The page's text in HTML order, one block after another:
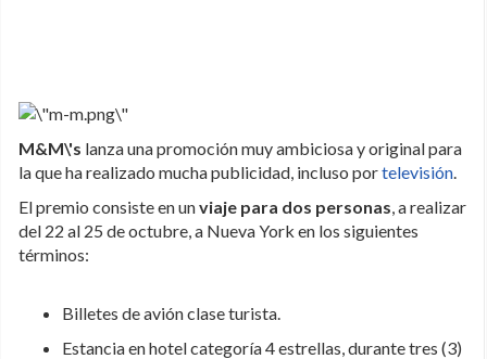
M&M\'s lanza una promoción muy ambiciosa y original para
la que ha realizado mucha publicidad, incluso portelevisión.
El premio consiste en unviaje para dos personas, a realizar
del 22 al 25 de octubre, a Nueva York en los siguientes
términos:
Billetes de avión clase turista.
Estancia en hotel categoría 4 estrellas, durante tres (3)